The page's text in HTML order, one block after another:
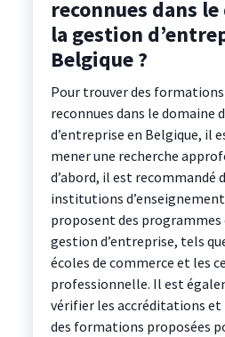
reconnues dans
la gestion
Belgique ?
Pour trouver des
reconnues dans le domaine
d’entreprise en Belgique, il
mener une recherche
d’abord, il est recommandé
institutions
proposent des
gestion d’entreprise, tels
écoles de commerce et les
professionnelle. Il est
vérifier les accréditations
des formations proposées